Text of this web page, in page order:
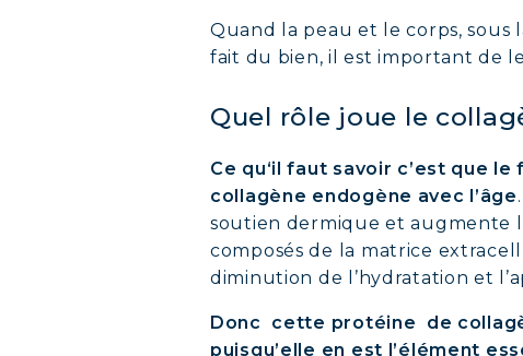
Quand la peau et le corps, sous
fait du bien, il est important de
Quel rôle joue le
Ce qu‘il faut savoir c’est que
collagène endogène avec l’âge
soutien dermique et augmente
composés de la matrice
diminution de l’hydratation et
Donc cette protéine de
puisqu’elle en est l’élément